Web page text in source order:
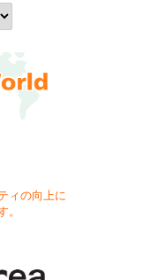
ィの向上に
。